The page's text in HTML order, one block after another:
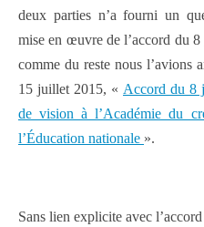
deux parties n’a fourni un
mise en œuvre de l’accord du
comme du reste nous l’avions
15 juillet 2015, « Accord du 8
de vision à l’Académie du
l’Éducation nationale ».
Sans lien explicite avec